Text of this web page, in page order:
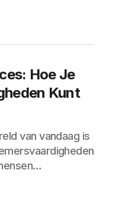
Hoe Je
Kunt
van vandaag is